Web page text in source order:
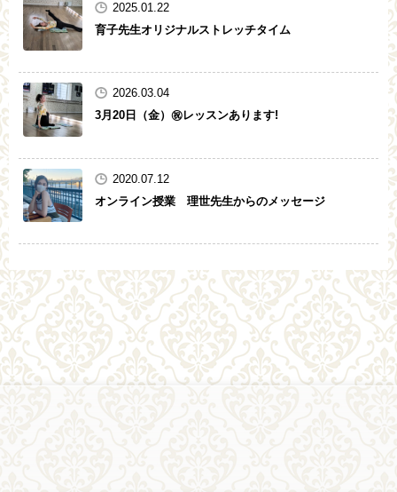
2025.01.22
育子先生オリジナルストレッチタイム
2026.03.04
3月20日（金）㊗️レッスンあります!
2020.07.12
オンライン授業 理世先生からのメッセージ